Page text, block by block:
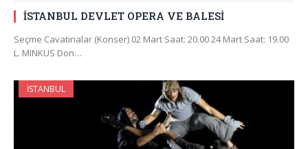
İSTANBUL DEVLET OPERA VE BALESİ
Seçme Cavatinalar (Konser) 02 Mart Saat: 20.00 24 Mart Saat: 19.00
L. MINKUS Don…
İSTANBUL